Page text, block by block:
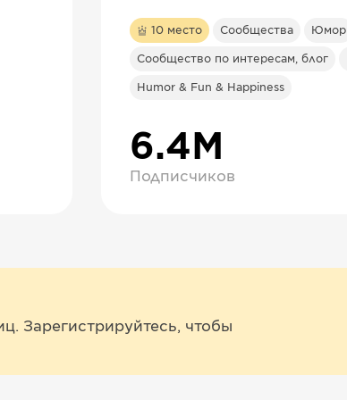
10 место Сообщества Юмор
Сообщество по интересам, блог
Humor & Fun & Happiness
6.4М
Подписчиков
Зарегистрируйтесь, чтобы